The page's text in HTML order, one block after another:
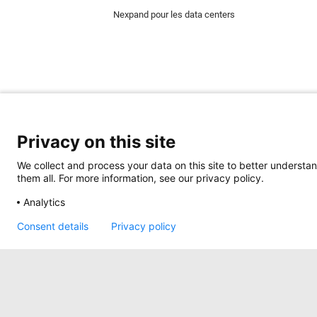
Nexpand pour les data centers
Minkels utilise des cookies pour s'assurer que
assurent le bon fonctionnement du site web
fonctionnels), cliquez
Privacy on this site
We collect and process your data on this site to better
them all. For more information, see our privacy policy.
Analytics
Consent details Privacy policy